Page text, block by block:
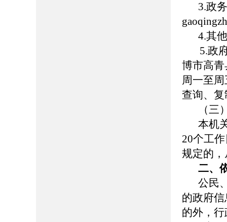
3.政
4.其
5.政府
博市高
周一至
查询、
（三
本机
20个工
规定的
二、
公民
的政府
的外，